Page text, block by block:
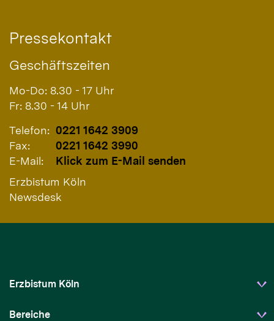
Pressekontakt
Geschäftszeiten
Mo-Do: 8.30 - 17 Uhr
Fr: 8.30 - 14 Uhr
Telefon: 0221 1642 3909
Fax:
0221 1642 3990
E-Mail:
Klick zum E-Mail senden
Erzbistum Köln
Newsdesk
Erzbistum Köln
Bereiche